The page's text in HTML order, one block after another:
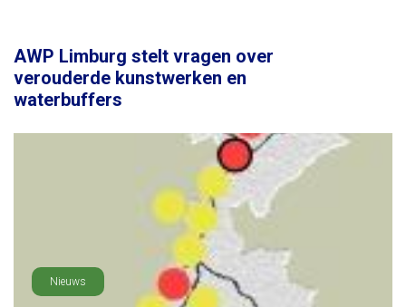
AWP Limburg stelt vragen over
verouderde kunstwerken en
waterbuffers
Nieuws